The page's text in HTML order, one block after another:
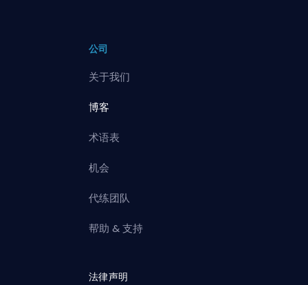
公司
关于我们
博客
术语表
机会
代练团队
帮助 & 支持
法律声明